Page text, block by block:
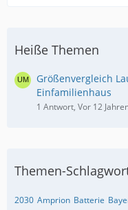
Heiße Themen
Größenvergleich
Einfamilienhaus
1 Antwort, Vor 12
Themen-
2030 Amprion Batterie